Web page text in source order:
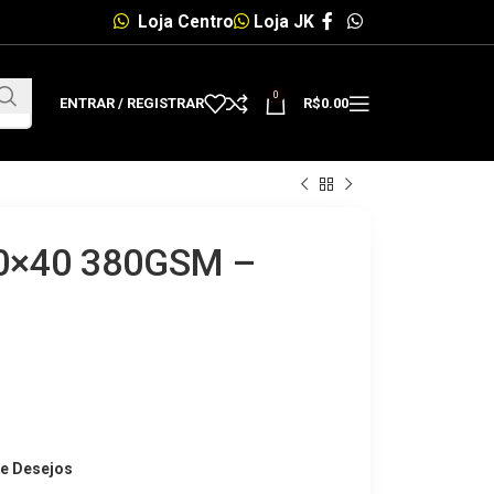
Loja Centro Loja JK
ENTRAR / REGISTRAR
0
R$0.00
380GSM –
Desejos